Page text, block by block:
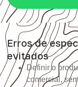
Erros de
evitados
Definir o
comercial,